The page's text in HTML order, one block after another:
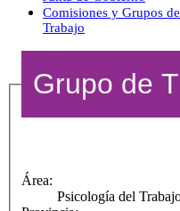
Comisiones y Grupos de
Trabajo
Grupo de
Área:
Psicología del